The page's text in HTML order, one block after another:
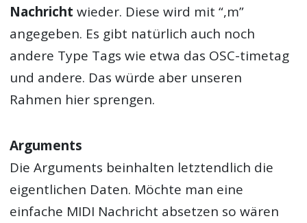
Nachricht wieder. Diese wird mit “,m”
angegeben. Es gibt natürlich auch noch
andere Type Tags wie etwa das OSC-timetag
und andere. Das würde aber unseren
Rahmen hier sprengen.
Arguments
Die Arguments beinhalten letztendlich die
eigentlichen Daten. Möchte man eine
einfache MIDI Nachricht absetzen so wären